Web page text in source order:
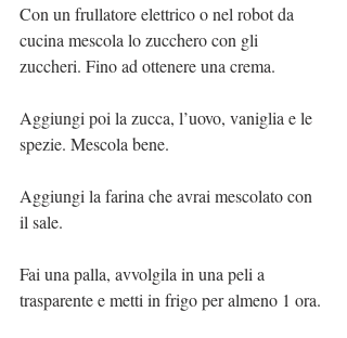
Con un frullatore elettrico o nel robot da
cucina mescola lo zucchero con gli
zuccheri. Fino ad ottenere una crema.
Aggiungi poi la zucca, l’uovo, vaniglia e le
spezie. Mescola bene.
Aggiungi la farina che avrai mescolato con
il sale.
Fai una palla, avvolgila in una peli a
trasparente e metti in frigo per almeno 1 ora.